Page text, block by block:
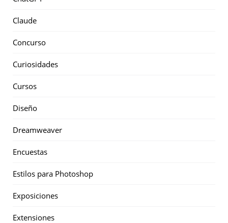
Claude
Concurso
Curiosidades
Cursos
Diseño
Dreamweaver
Encuestas
Estilos para Photoshop
Exposiciones
Extensiones